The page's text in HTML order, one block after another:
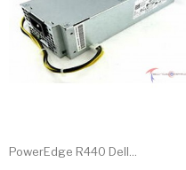
PowerEdge R440 Dell...